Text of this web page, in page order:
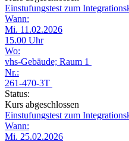
Einstufungstest zum
Wann:
Mi. 11.02.2026
15.00 Uhr
Wo:
vhs-Gebäude; Raum 1
Nr.:
261-470-3T
Status:
Kurs abgeschlossen
Einstufungstest zum
Wann:
Mi. 25.02.2026